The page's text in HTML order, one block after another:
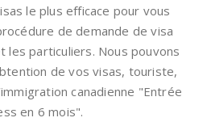
le plus efficace pour vous
de demande de visa
particuliers. Nous pouvons
de vos visas, touriste,
canadienne "Entrée
en 6 mois".